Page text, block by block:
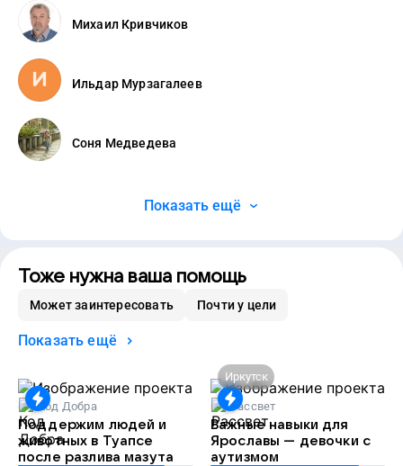
Михаил Кривчиков
Ильдар Мурзагалеев
Соня Медведева
Показать ещё
Тоже нужна ваша помощь
Может заинтересовать Почти у цели
Показать ещё
Код Добра
Поддержим людей и
животных в Туапсе
после разлива мазута
Иркутск
Рассвет
Важные навыки для
Ярославы — девочки с
аутизмом